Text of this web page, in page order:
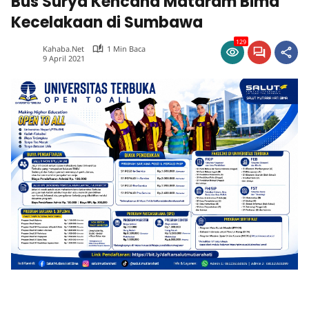
Kecelakaan di Sumbawa
Kahaba.net
1 Min Baca
9 April 2021
129